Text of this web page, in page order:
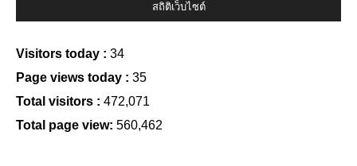
สถิติเว็บไซต์
Visitors today : 34
Page views today : 35
Total visitors : 472,071
Total page view: 560,462